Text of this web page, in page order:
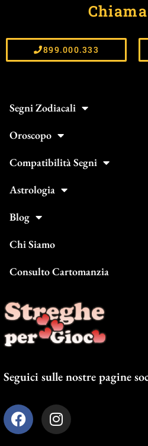
899.000.333
Segni Zodiacali
Oroscopo
Compatibilità Segni
Astrologia
Blog
Chi Siamo
Consulto Cartomanzia
Seguici sulle nostre pagine
F
a
I
n